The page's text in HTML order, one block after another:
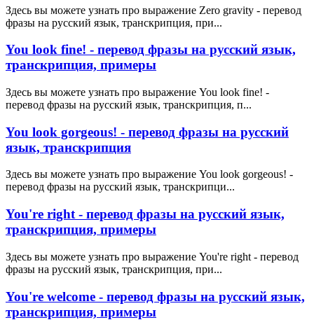
Здесь вы можете узнать про выражение Zero gravity - перевод
фразы на русский язык, транскрипция, при...
You look fine! - перевод фразы на русский язык,
транскрипция, примеры
Здесь вы можете узнать про выражение You look fine! -
перевод фразы на русский язык, транскрипция, п...
You look gorgeous! - перевод фразы на русский
язык, транскрипция
Здесь вы можете узнать про выражение You look gorgeous! -
перевод фразы на русский язык, транскрипци...
You're right - перевод фразы на русский язык,
транскрипция, примеры
Здесь вы можете узнать про выражение You're right - перевод
фразы на русский язык, транскрипция, при...
You're welcome - перевод фразы на русский язык,
транскрипция, примеры